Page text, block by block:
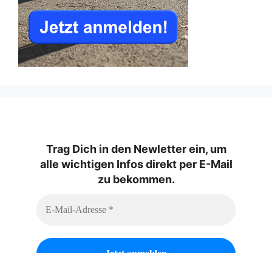
Trag Dich in den Newletter ein, um
alle wichtigen Infos direkt per E-Mail
zu bekommen.